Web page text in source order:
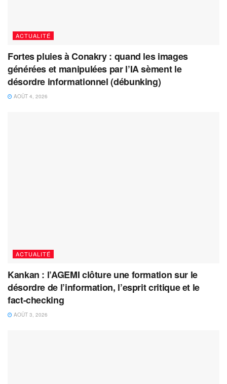
ACTUALITÉ
Fortes pluies à Conakry : quand les images
générées et manipulées par l’IA sèment le
désordre informationnel (débunking)
AOÛT 4, 2026
ACTUALITÉ
Kankan : l’AGEMI clôture une formation sur le
désordre de l’information, l’esprit critique et le
fact-checking
AOÛT 3, 2026